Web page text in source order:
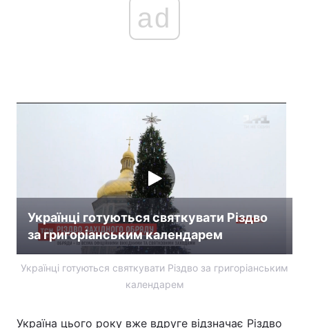
ad
Українці готуються святкувати Різдво
за григоріанським календарем
Українці готуються святкувати Різдво за григоріанським
календарем
Україна цього року вже вдруге відзначає Різдво